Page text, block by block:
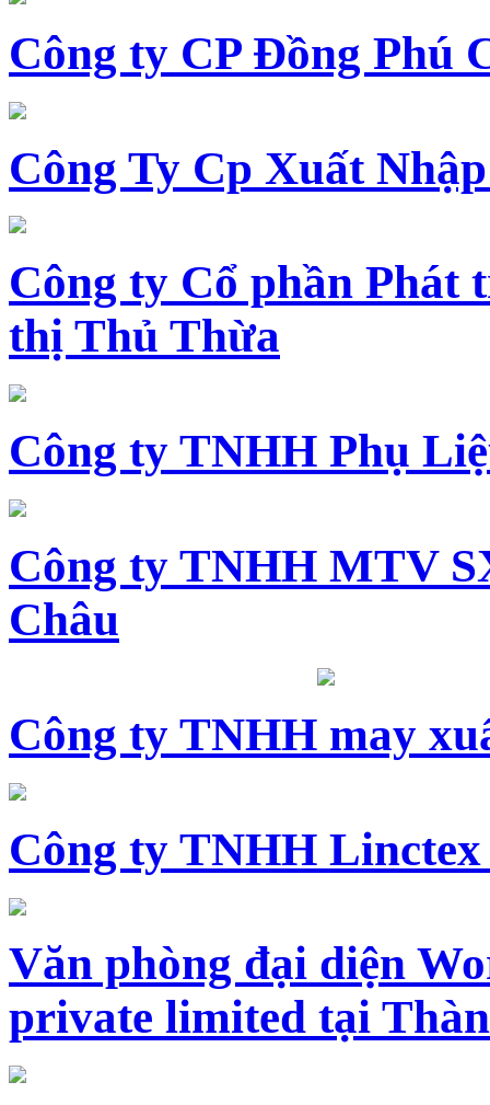
Công ty CP Đồng Phú
Công Ty Cp Xuất
Công ty Cổ phần Phát
thị Thủ Thừa
Công ty TNHH Phụ
Công ty TNHH MTV
Châu
Công ty TNHH may
Công ty TNHH Linctex
Văn phòng đại diện
private limited tại